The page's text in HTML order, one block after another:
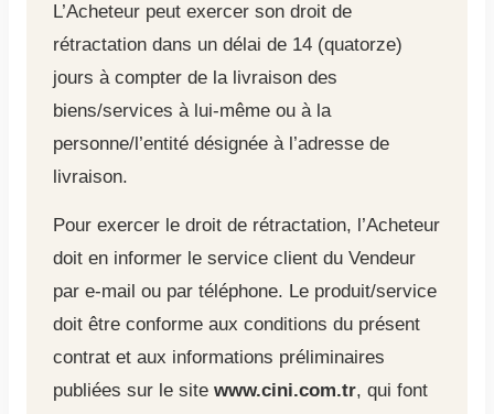
L’Acheteur peut exercer son droit de
rétractation dans un délai de 14 (quatorze)
jours à compter de la livraison des
biens/services à lui-même ou à la
personne/l’entité désignée à l’adresse de
livraison.
Pour exercer le droit de rétractation, l’Acheteur
doit en informer le service client du Vendeur
par e-mail ou par téléphone. Le produit/service
doit être conforme aux conditions du présent
contrat et aux informations préliminaires
publiées sur le site www.cini.com.tr, qui font